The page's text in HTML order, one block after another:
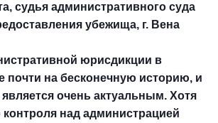
, судья административного суда
убежища, г. Вена
юрисдикции в
почти на бесконечную историю, и
является очень актуальным. Хотя
контроля над администрацией